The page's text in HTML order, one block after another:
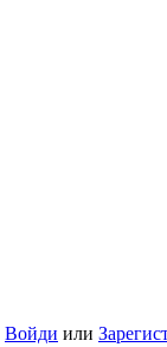
Войди или